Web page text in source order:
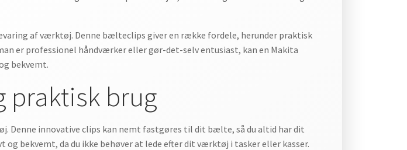
af værktøj. Denne bælteclips giver en række fordele, herunder praktisk
er professionel håndværker eller gør-det-selv entusiast, kan en Makita
bekvemt.
praktisk brug
innovative clips kan nemt fastgøres til dit bælte, så du altid har dit
bekvemt, da du ikke behøver at lede efter dit værktøj i tasker eller kasser.